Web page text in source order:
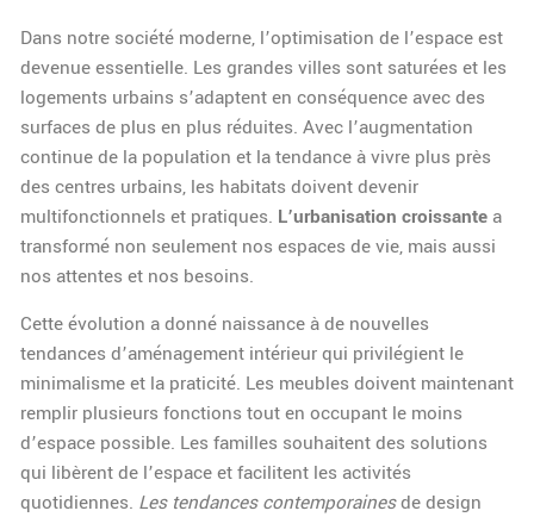
Dans notre société moderne, l’optimisation de l’espace est
devenue essentielle. Les grandes villes sont saturées et les
logements urbains s’adaptent en conséquence avec des
surfaces de plus en plus réduites. Avec l’augmentation
continue de la population et la tendance à vivre plus près
des centres urbains, les habitats doivent devenir
multifonctionnels et pratiques. L’urbanisation croissante a
transformé non seulement nos espaces de vie, mais aussi
nos attentes et nos besoins.
Cette évolution a donné naissance à de nouvelles
tendances d’aménagement intérieur qui privilégient le
minimalisme et la praticité. Les meubles doivent maintenant
remplir plusieurs fonctions tout en occupant le moins
d’espace possible. Les familles souhaitent des solutions
qui libèrent de l’espace et facilitent les activités
quotidiennes. Les tendances contemporainesde design